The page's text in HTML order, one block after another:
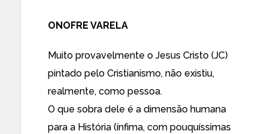
ONOFRE VARELA
Muito provavelmente o Jesus Cristo (JC)
pintado pelo Cristianismo, não existiu,
realmente, como pessoa.
O que sobra dele é a dimensão humana
para a História (ínfima, com pouquíssimas